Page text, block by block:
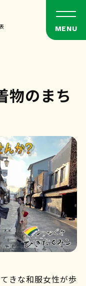
のまち
きな和服女性が歩